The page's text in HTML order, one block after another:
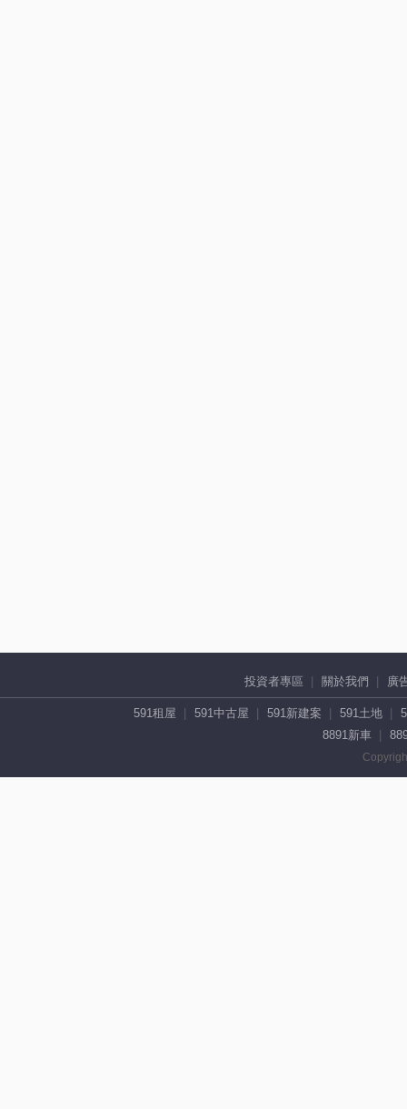
投資者專區 關於我們 廣
591租屋 591中古屋 591新建案 591土地
8891新車